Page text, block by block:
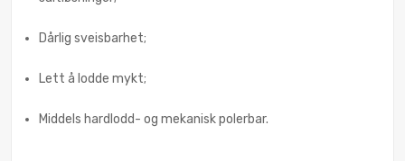
Dårlig sveisbarhet;
Lett å lodde mykt;
Middels hardlodd- og mekanisk polerbar.